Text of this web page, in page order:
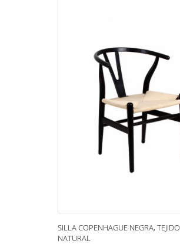
SILLA COPENHAGUE NEGRA, TEJIDO
NATURAL